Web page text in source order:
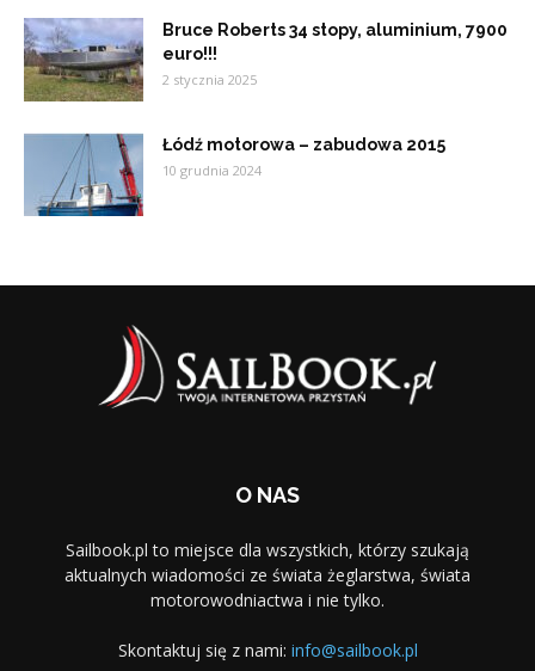
Bruce Roberts 34 stopy, aluminium, 7900
euro!!!
2 stycznia 2025
Łódź motorowa – zabudowa 2015
10 grudnia 2024
O NAS
Sailbook.pl to miejsce dla wszystkich, którzy szukają
aktualnych wiadomości ze świata żeglarstwa, świata
motorowodniactwa i nie tylko.
Skontaktuj się z nami: info@sailbook.pl